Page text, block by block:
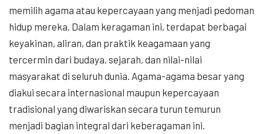
memilih agama atau kepercayaan yang menjadi pedoman
hidup mereka. Dalam keragaman ini, terdapat berbagai
keyakinan, aliran, dan praktik keagamaan yang
tercermin dari budaya, sejarah, dan nilai-nilai
masyarakat di seluruh dunia. Agama-agama besar yang
diakui secara internasional maupun kepercayaan
tradisional yang diwariskan secara turun temurun
menjadi bagian integral dari keberagaman ini.